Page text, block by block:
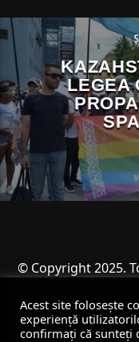
LEGEA
© Copyright 2025.
Acest site folosește
experiență
confirmați că sunteți